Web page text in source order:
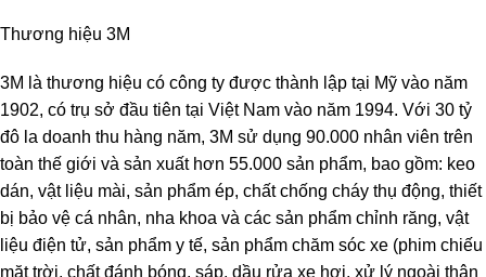
Thương hiệu 3M
3M là thương hiệu có công ty được thành lập tại Mỹ vào năm
1902, có trụ sở đầu tiên tại Việt Nam vào năm 1994. Với 30 tỷ
đô la doanh thu hàng năm, 3M sử dụng 90.000 nhân viên trên
toàn thế giới và sản xuất hơn 55.000 sản phẩm, bao gồm: keo
dán, vật liệu mài, sản phẩm ép, chất chống cháy thụ động, thiết
bị bảo vệ cá nhân, nha khoa và các sản phẩm chỉnh răng, vật
liệu điện tử, sản phẩm y tế, sản phẩm chăm sóc xe (phim chiếu
mặt trời, chất đánh bóng, sáp, dầu rửa xe hơi, xử lý ngoài thân